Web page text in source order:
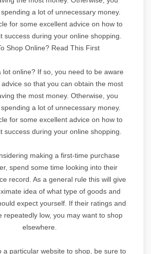
a lot of unnecessary money.
for some excellent advice on how to
success during your online shopping.
Shop Online? Read This First
lot online? If so, you need to be aware
so that you can obtain the most
the most money. Otherwise, you
a lot of unnecessary money.
for some excellent advice on how to
success during your online shopping.
making a first-time purchase
spend some time looking into their
record. As a general rule this will give
idea of what type of goods and
expect yourself. If their ratings and
repeatedly low, you may want to shop
elsewhere.
a particular website to shop, be sure to